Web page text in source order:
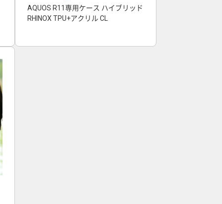
AQUOS R11専用ケース ハイブリッド
RHINOX TPU+アクリル CL